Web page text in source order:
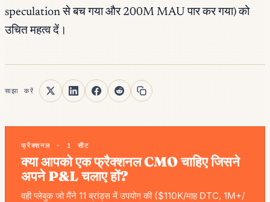
speculation से बच गया और 200M MAU पार कर गया) को
उचित महत्व दें।
साझा करें
फ्रैक्शनल · 1 सीट
क्या आपको एक फ्रैक्शनल CMO चाहिए जिसने
अपने P&L चलाए हों?
वही प्लेबुक जो मैंने 11 ब्रांड्स में उपयोग की ($110K/माह DTC, 1M+/